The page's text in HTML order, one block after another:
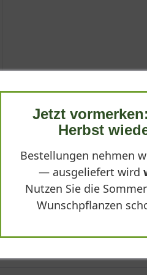
erreicht eine beachtliche
zu den zahlreichen,
hervorragende Prachtstaude
maculata 'Rosalinde'"
Jetzt
Herbst
Bestellungen nehmen
— ausgeliefert wird
Nutzen Sie die
Wunschpflanzen